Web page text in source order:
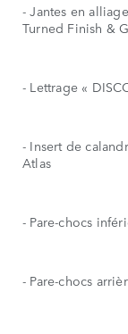
- Jantes en
Turned Finish &
- Lettrage «
- Insert de
Atlas
- Pare-chocs
- Pare-chocs